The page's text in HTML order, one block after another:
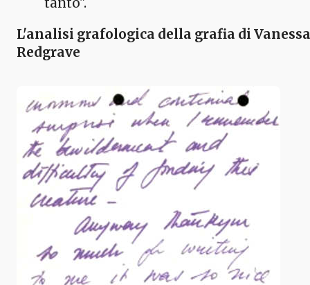
L'analisi grafologica della grafia di Vanessa
Redgrave